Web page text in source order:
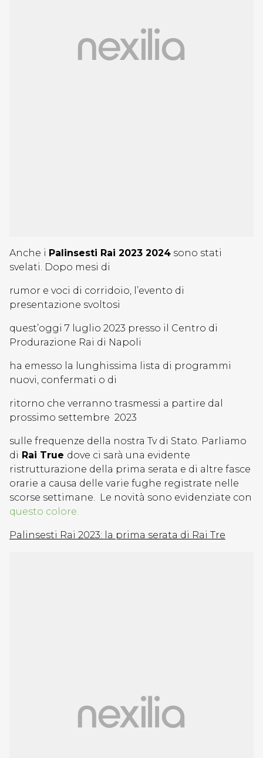
Anche i Palinsesti Rai 2023 2024 sono stati
svelati. Dopo mesi di
rumor e voci di corridoio, l’evento di
presentazione svoltosi
quest’oggi 7 luglio 2023 presso il Centro di
Produrazione Rai di Napoli
ha emesso la lunghissima lista di programmi
nuovi, confermati o di
ritorno che verranno trasmessi a partire dal
prossimo settembre 2023
sulle frequenze della nostra Tv di Stato. Parliamo
di Rai True dove ci sarà una evidente
ristrutturazione della prima serata e di altre fasce
orarie a causa delle varie fughe registrate nelle
scorse settimane. Le novità sono evidenziate con
questo colore.
Palinsesti Rai 2023: la prima serata di Rai Tre